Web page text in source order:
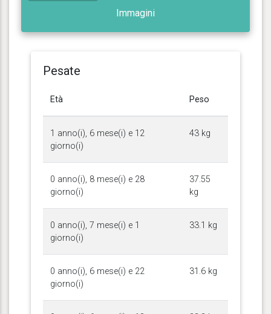
Immagini
Pesate
Età Peso
1 anno(i), 6 mese(i) e 12
giorno(i)
43 kg
0 anno(i), 8 mese(i) e 28
giorno(i)
37.55
kg
0 anno(i), 7 mese(i) e 1
giorno(i)
33.1 kg
0 anno(i), 6 mese(i) e 22
giorno(i)
31.6 kg